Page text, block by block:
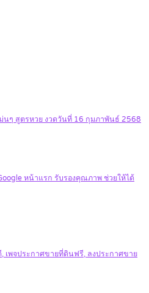
นๆ สูตรหวย งวดวันที่ 16 กุมภาพันธ์ 2568
หน้าแรก รับรองคุณภาพ ช่วยให้ได้
เพจประกาศขายที่ดินฟรี, ลงประกาศขาย